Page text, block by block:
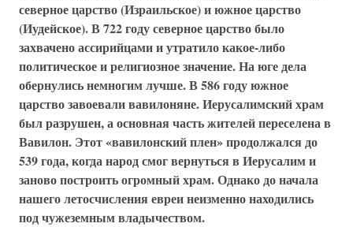
северное царство (Израильское) и южное царство
(Иудейское). В 722 году северное царство было
захвачено ассирийцами и утратило какое-либо
политическое и религиозное значение. На юге дела
обернулись немногим лучше. В 586 году южное
царство завоевали вавилоняне. Иерусалимский храм
был разрушен, а основная часть жителей переселена в
Вавилон. Этот «вавилонский плен» продолжался до
539 года, когда народ смог вернуться в Иерусалим и
заново построить огромный храм. Однако до начала
нашего летосчисления евреи неизменно находились
под чужеземным владычеством.